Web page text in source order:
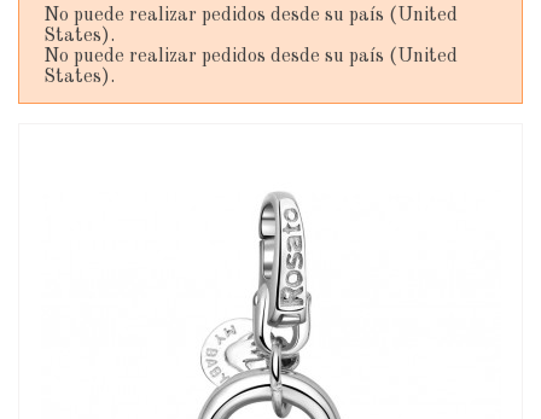
No puede realizar pedidos desde su país (United
States).
No puede realizar pedidos desde su país (United
States).